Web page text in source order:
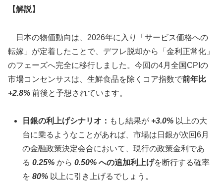
【解説】
日本の物価動向は、2026年に入り「サービス価格への
転嫁」が定着したことで、デフレ脱却から「金利正常化」
のフェーズへ完全に移行しました。今回の4月全国CPIの
市場コンセンサスは、生鮮食品を除くコア指数で前年比
+2.8% 前後と予想されています。
日銀の利上げシナリオ： もし結果が +3.0% 以上の大
台に乗るようなことがあれば、市場は日銀が次回6月
の金融政策決定会合において、現行の政策金利であ
る0.25% から0.50%への追加利上げを断行する確率
を80% 以上に引き上げるでしょう。